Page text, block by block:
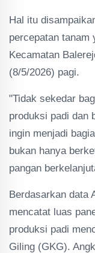
Hal itu
percepatan tanam
Kecamatan
(8/5/2026) pagi.
"Tidak sekedar
produksi padi dan
ingin menjadi
bukan hanya
pangan
Berdasarkan data
mencatat luas
produksi padi
Giling (GKG).